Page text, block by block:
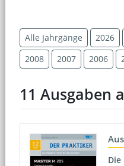
Alle Jahrgänge 2026
2008
2007 2006
11 Ausgaben
Die